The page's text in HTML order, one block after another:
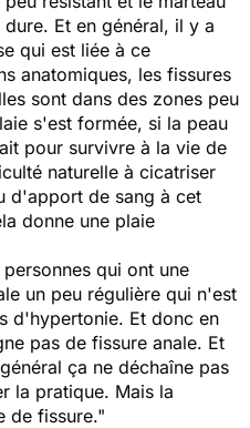
Et en général, il y a
qui est liée à ce
anatomiques, les fissures
sont dans des zones peu
s'est formée, si la peau
pour survivre à la vie de
naturelle à cicatriser
d'apport de sang à cet
donne une plaie
qui ont une
un peu régulière qui n'est
d'hypertonie. Et donc en
pas de fissure anale. Et
ça ne déchaîne pas
la pratique. Mais la
de fissure."